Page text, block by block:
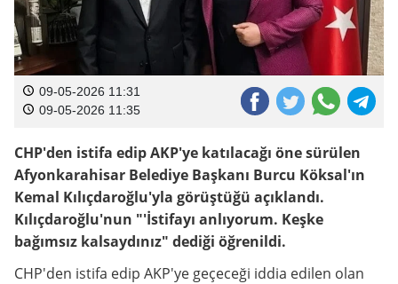
09-05-2026 11:31
09-05-2026 11:35
CHP'den istifa edip AKP'ye katılacağı öne sürülen
Afyonkarahisar Belediye Başkanı Burcu Köksal'ın
Kemal Kılıçdaroğlu'yla görüştüğü açıklandı.
Kılıçdaroğlu'nun "'İstifayı anlıyorum. Keşke
bağımsız kalsaydınız" dediği öğrenildi.
CHP'den istifa edip AKP'ye geçeceği iddia edilen olan